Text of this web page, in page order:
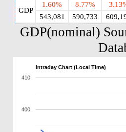
GDP
1.60% 8.77%
543,081
590,733
GDP(nominal)
Intraday Chart (Local Time)
400
410